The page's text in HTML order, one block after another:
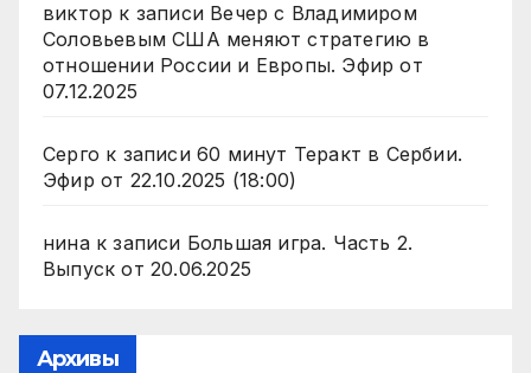
виктор к записи Вечер с Владимиром
Соловьевым США меняют стратегию в
отношении России и Европы. Эфир от
07.12.2025
Серго к записи 60 минут Теракт в Сербии.
Эфир от 22.10.2025 (18:00)
нинак записи Большая игра. Часть 2.
Выпуск от 20.06.2025
Архивы